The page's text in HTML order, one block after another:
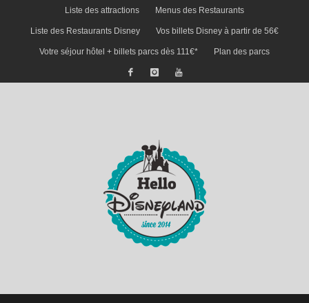
Liste des attractions Menus des Restaurants
Liste des Restaurants Disney Vos billets Disney à partir de 56€
Votre séjour hôtel + billets parcs dès 111€* Plan des parcs